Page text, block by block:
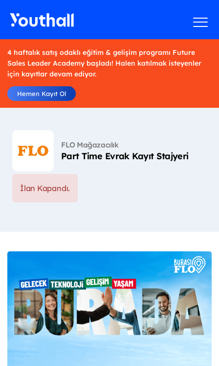
4 haftalık satış odaklı eğitim & gelişim programı Future
Sales Leader Academy başladı! Halen katılmak isteyenler
için kayıtlar devam ediyor.
Hemen Kayıt Ol
FLO Mağazacılık
Part Time Evrak Kayıt Stajyeri
İlan Kapandı.